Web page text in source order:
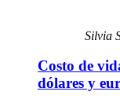
Silvia
Costo de
dólares y